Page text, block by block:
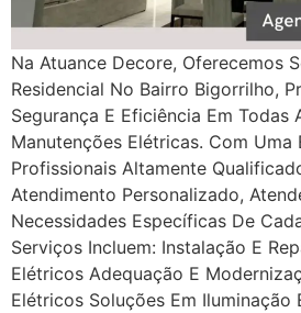
Na Atuance Decore, Oferecemos
Residencial No Bairro Bigorrilho,
Segurança E Eficiência Em Todas
Manutenções Elétricas. Com Uma
Profissionais Altamente
Atendimento Personalizado,
Necessidades Específicas De
Serviços Incluem: Instalação E
Elétricos Adequação E
Elétricos Soluções Em Iluminação